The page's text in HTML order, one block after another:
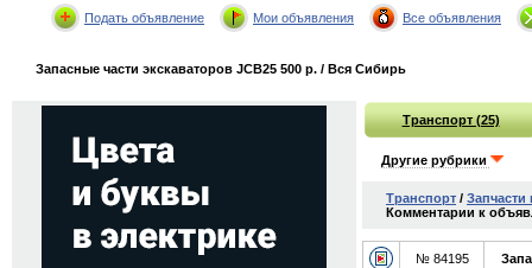
Подать объявление Мои объявления Все объявления
Запасные части экскаваторов JCB25 500 р. / Вся Сибирь
Транспорт (25)
Другие рубрики
Транспорт / Запчасти
Комментарии к
№ 84195